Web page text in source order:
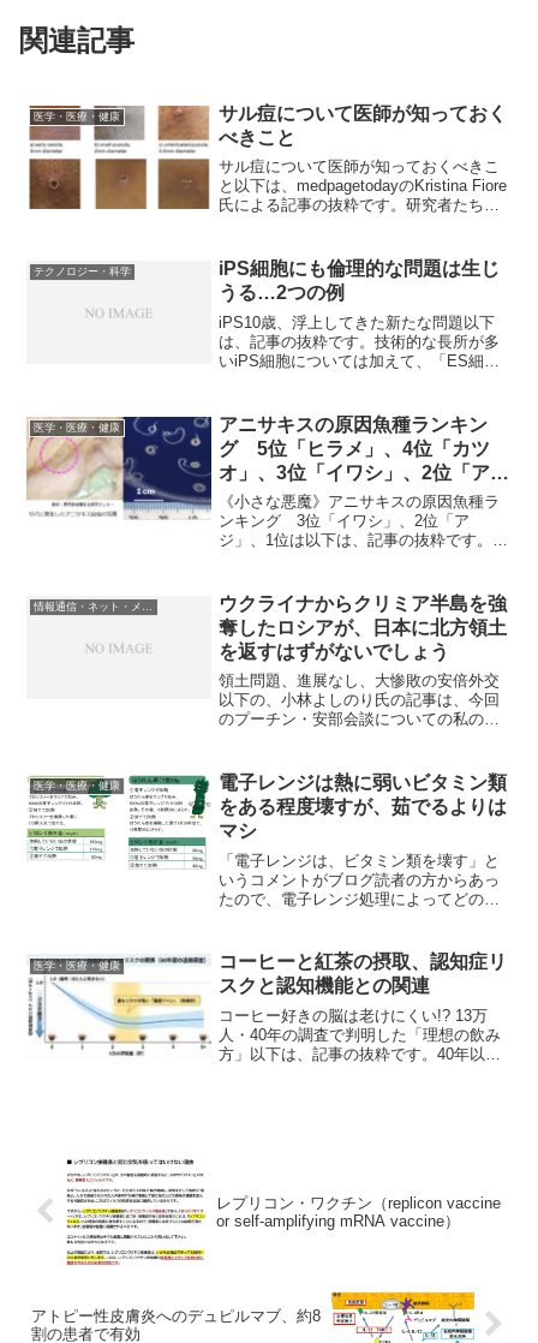
関連記事
医学・医療・健康
サル痘について医師が知っておく
べきこと
サル痘について医師が知っておくべきこ
と以下は、medpagetodayのKristina Fiore
氏による記事の抜粋です。研究者たち
意を払っています。これは、今までの...
テクノロジー・科学
iPS細胞にも倫理的な問題は生じ
うる…2つの例
iPS10歳、浮上してきた新たな問題以下
は、記事の抜粋です。技術的な長所が多
いiPS細胞については加えて、「ES細胞
し、複数の研究者は「iPS細胞にも倫理的
な問題はあり得...
医学・医療・健康
アニサキスの原因魚種ランキン
グ 5位「ヒラメ」、4位「カツ
オ」、3位「イワシ」、2位「ア
ジ」、1位は
《小さな悪魔》アニサキスの原因魚種ラ
ンキング 3位「イワシ」、2位「ア
ジ」、1位は以下は、記事の抜粋です。厚
619件のうち378件が『アニサキス』が原
因物質となって...
ウクライナからクリミア半島を強
奪したロシアが、日本に北方領土
を返すはずがないでしょう
領土問題、進展なし、大惨敗の安倍外交
以下の、小林よしのり氏の記事は、今回
のプーチン・安部会談についての私の感
が、何のことやらの日ロ首脳会談だっ
た。「私の故郷に招いて話し合...
医学・医療・健康
電子レンジは熱に弱いビタミン類
をある程度壊すが、茹でるよりは
マシ
「電子レンジは、ビタミン類を壊す」と
いうコメントがブログ読者の方からあっ
たので、電子レンジ処理によってどの程
す。電子レンジで加熱すると野菜のビタ
ミンは壊れるの？以下は、そ...
医学・医療・健康
コーヒーと紅茶の摂取、認知症リ
スクと認知機能との関連
コーヒー好きの脳は老けにくい!? 13万
人・40年の調査で判明した「理想の飲み
方」以下は、記事の抜粋です。40年以上
レプリコン・ワクチン（replicon vaccine
or self-amplifying mRNA vaccine）
アトピー性皮膚炎へのデュピルマブ、約8
割の患者で有効